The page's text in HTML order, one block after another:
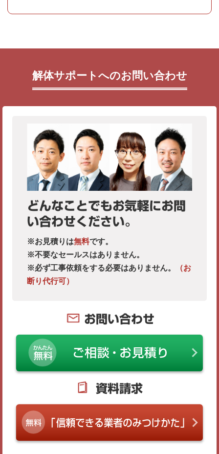
解体サポートへのお問い合わせ
どんなことでもお気軽にお問
い合わせください。
※お見積りは無料です。
※不要なセールスはありません。
※必ず工事依頼をする必要はありません。
（お
断り代行可）
お問い合わせ
資料請求